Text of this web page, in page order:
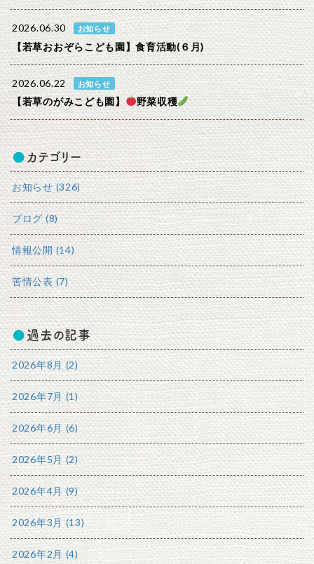
2026.06.30 お知らせ
【若草おおぞらこども園】食育活動(６月)
2026.06.22 お知らせ
【若草のがみこども園】 野菜収穫
カテゴリー
お知らせ (326)
ブログ (8)
情報公開 (14)
苦情公表 (7)
過去の記事
2026年8月 (2)
2026年7月 (1)
2026年6月 (6)
2026年5月 (2)
2026年4月 (9)
2026年3月 (13)
2026年2月 (4)